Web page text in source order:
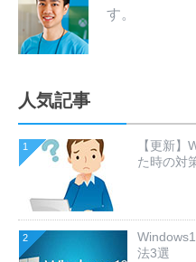
す。
人気記事
1
【更新
た時の対
2
法3選